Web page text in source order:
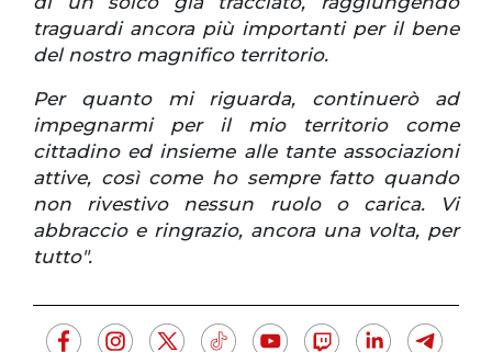
traguardi ancora più importanti per il bene
del nostro magnifico territorio.
Per quanto mi riguarda, continuerò ad
impegnarmi per il mio territorio come
cittadino ed insieme alle tante associazioni
attive, così come ho sempre fatto quando
non rivestivo nessun ruolo o carica. Vi
abbraccio e ringrazio, ancora una volta, per
tutto".